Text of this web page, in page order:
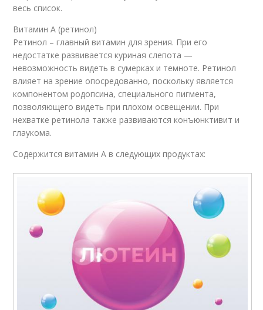
весь список.
Витамин А (ретинол)
Ретинол – главный витамин для зрения. При его
недостатке развивается куриная слепота —
невозможность видеть в сумерках и темноте. Ретинол
влияет на зрение опосредованно, поскольку является
компонентом родопсина, специального пигмента,
позволяющего видеть при плохом освещении. При
нехватке ретинола также развиваются конъюнктивит и
глаукома.
Содержится витамин А в следующих продуктах: